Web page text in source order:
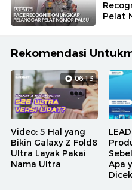
Pelat
Rekomendasi
06:13
Video: 5 Hal yang
Bikin Galaxy Z Fold8
Ultra Layak Pakai
Nama Ultra
Apa